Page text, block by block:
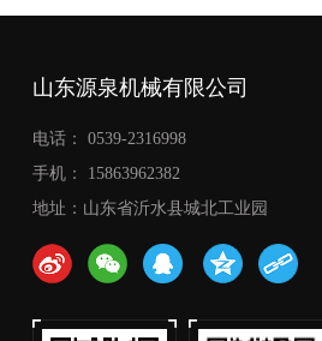
山东源泉机械有限公司
电话： 0539-2316998
手机： 15863962382
地址：山东省沂水县城北工业园